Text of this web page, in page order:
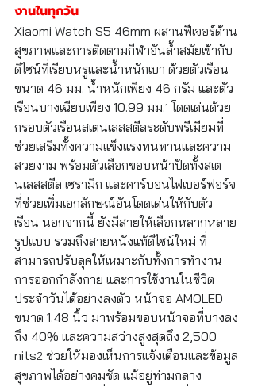
งานในทุกวัน
Xiaomi Watch S5 46mm ผสานฟีเจอร์ด้าน
สุขภาพและการติดตามกีฬาอันล้ำสมัยเข้ากับ
ดีไซน์ที่เรียบหรูและน้ำหนักเบา ด้วยตัวเรือน
ขนาด 46 มม. น้ำหนักเพียง 46 กรัม และตัว
เรือนบางเฉียบเพียง 10.99 มม.1 โดดเด่นด้วย
กรอบตัวเรือนสเตนเลสสตีลระดับพรีเมียมที่
ช่วยเสริมทั้งความแข็งแรงทนทานและความ
สวยงาม พร้อมตัวเลือกขอบหน้าปัดทั้งสเต
นเลสสตีล เซรามิก และคาร์บอนไฟเบอร์ฟอร์จ
ที่ช่วยเพิ่มเอกลักษณ์อันโดดเด่นให้กับตัว
เรือน นอกจากนี้ ยังมีสายให้เลือกหลากหลาย
รูปแบบ รวมถึงสายหนังแท้ดีไซน์ใหม่ ที่
สามารถปรับลุคให้เหมาะกับทั้งการทำงาน
การออกกำลังกาย และการใช้งานในชีวิต
ประจำวันได้อย่างลงตัว หน้าจอ AMOLED
ขนาด 1.48 นิ้ว มาพร้อมขอบหน้าจอที่บางลง
ถึง 40% และความสว่างสูงสุดถึง 2,500
nits2 ช่วยให้มองเห็นการแจ้งเตือนและข้อมูล
สุขภาพได้อย่างคมชัด แม้อยู่ท่ามกลาง